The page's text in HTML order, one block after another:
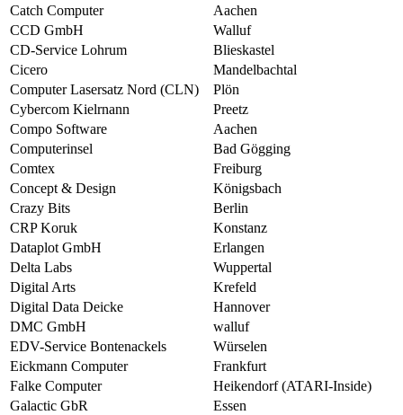
Catch Computer
Aachen
CCD GmbH
Walluf
CD-Service Lohrum
Blieskastel
Cicero
Mandelbachtal
Computer Lasersatz Nord (CLN)
Plön
Cybercom Kielrnann
Preetz
Compo Software
Aachen
Computerinsel
Bad Gögging
Comtex
Freiburg
Concept & Design
Königsbach
Crazy Bits
Berlin
CRP Koruk
Konstanz
Dataplot GmbH
Erlangen
Delta Labs
Wuppertal
Digital Arts
Krefeld
Digital Data Deicke
Hannover
DMC GmbH
walluf
EDV-Service Bontenackels
Würselen
Eickmann Computer
Frankfurt
Falke Computer
Heikendorf (ATARI-Inside)
Galactic GbR
Essen